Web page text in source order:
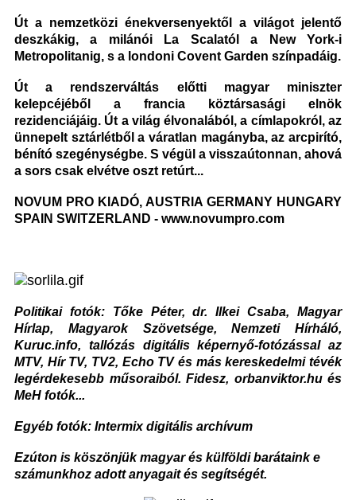
Út a nemzetközi énekversenyektől a világot jelentő
deszkákig, a milánói La Scalatól a New York-i
Metropolitanig, s a londoni Covent Garden színpadáig.
Út a rendszerváltás előtti magyar miniszter
kelepcéjéből a francia köztársasági elnök
rezidenciájáig. Út a világ élvonalából, a címlapokról, az
ünnepelt sztárlétből a váratlan magányba, az arcpirító,
bénító szegénységbe. S végül a visszaútonnan, ahová
a sors csak elvétve oszt retúrt...
NOVUM PRO KIADÓ, AUSTRIA GERMANY HUNGARY
SPAIN SWITZERLAND - www.novumpro.com
Politikai fotók: Tőke Péter, dr. Ilkei Csaba, Magyar
Hírlap, Magyarok Szövetsége, Nemzeti Hírháló,
Kuruc.info, tallózás digitális képernyő-fotózással az
MTV, Hír TV, TV2, Echo TV és más kereskedelmi tévék
legérdekesebb műsoraiból. Fidesz, orbanviktor.hu és
MeH fotók...
Egyéb fotók: Intermix digitális archívum
Ezúton is köszönjük magyar és külföldi barátaink e
számunkhoz adott anyagait és segítségét.